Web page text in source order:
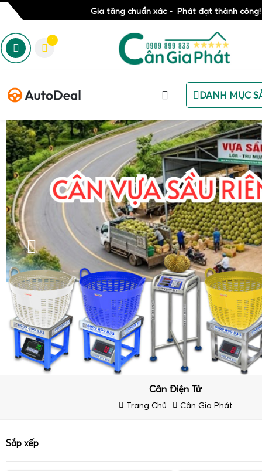
Gia tăng chuẩn xác - Phát đạt thành công!
1
DANH MỤC
Cân Điện Tử
Trang Chủ Cân Gia Phát
Sắp xếp